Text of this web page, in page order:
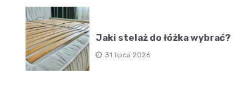
Jaki stelaż do łóżka wybrać?
31 lipca 2026